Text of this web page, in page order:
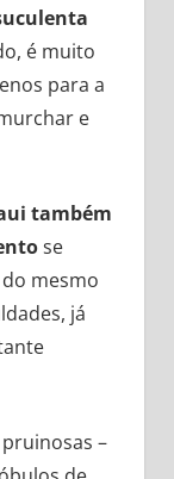
é muito
para a
e
também
se
mesmo
já
–